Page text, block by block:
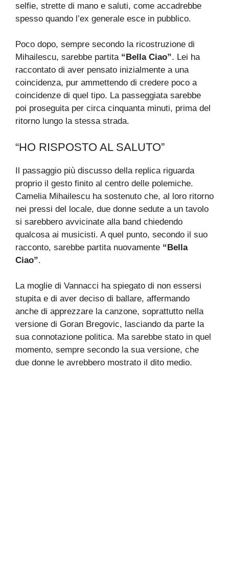
selfie, strette di mano e saluti, come accadrebbe
spesso quando l’ex generale esce in pubblico.
Poco dopo, sempre secondo la ricostruzione di
Mihailescu, sarebbe partita “Bella Ciao”. Lei ha
raccontato di aver pensato inizialmente a una
coincidenza, pur ammettendo di credere poco a
coincidenze di quel tipo. La passeggiata sarebbe
poi proseguita per circa cinquanta minuti, prima del
ritorno lungo la stessa strada.
“HO RISPOSTO AL SALUTO”
Il passaggio più discusso della replica riguarda
proprio il gesto finito al centro delle polemiche.
Camelia Mihailescu ha sostenuto che, al loro ritorno
nei pressi del locale, due donne sedute a un tavolo
si sarebbero avvicinate alla band chiedendo
qualcosa ai musicisti. A quel punto, secondo il suo
racconto, sarebbe partita nuovamente “Bella
Ciao”.
La moglie di Vannacci ha spiegato di non essersi
stupita e di aver deciso di ballare, affermando
anche di apprezzare la canzone, soprattutto nella
versione di Goran Bregovic, lasciando da parte la
sua connotazione politica. Ma sarebbe stato in quel
momento, sempre secondo la sua versione, che
due donne le avrebbero mostrato il dito medio.